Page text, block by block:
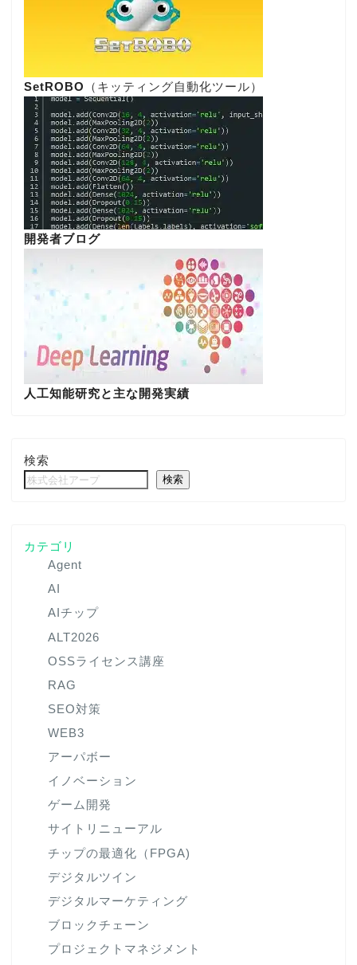
SetROBO （キッティング自動化ツール）
開発者ブログ
人工知能研究と主な開発実績
検索
検索
カテゴリ
Agent
AI
AIチップ
ALT2026
OSSライセンス講座
RAG
SEO対策
WEB3
アーパボー
イノベーション
ゲーム開発
サイトリニューアル
チップの最適化（FPGA)
デジタルツイン
デジタルマーケティング
ブロックチェーン
プロジェクトマネジメント